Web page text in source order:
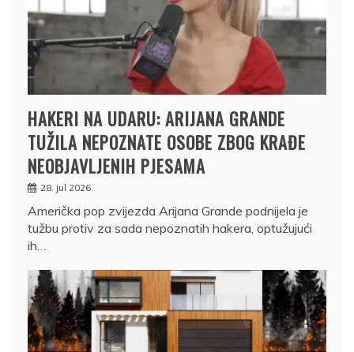
HAKERI NA UDARU: ARIJANA GRANDE
TUŽILA NEPOZNATE OSOBE ZBOG KRAĐE
NEOBJAVLJENIH PJESAMA
28. jul 2026.
Američka pop zvijezda Arijana Grande podnijela je
tužbu protiv za sada nepoznatih hakera, optužujući
ih…